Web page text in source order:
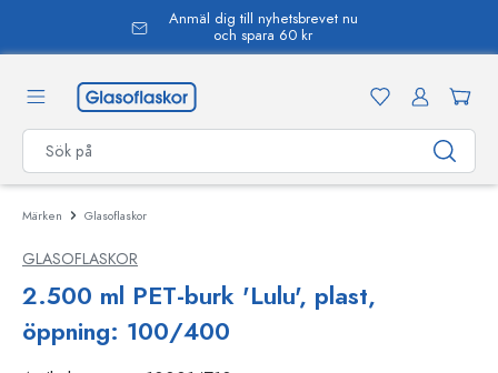
Anmäl dig till nyhetsbrevet nu
och spara 60 kr
Märken Glasoflaskor
GLASOFLASKOR
2.500 ml PET-burk 'Lulu', plast,
öppning: 100/400